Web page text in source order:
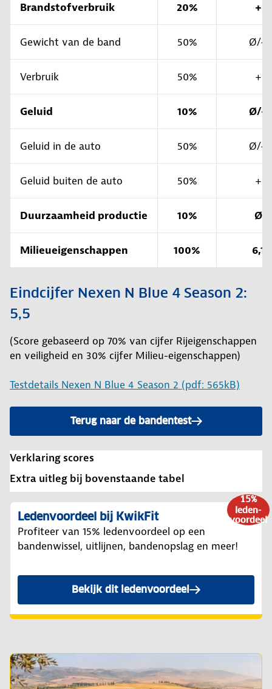
Brandstofverbruik 20% +
Gewicht van de band 50% Ø/+
Verbruik 50% +
Geluid 10% Ø/+
Geluid in de auto 50% Ø/+
Geluid buiten de auto 50% +
Duurzaamheid productie 10% Ø
Milieueigenschappen 100% 6,1
Eindcijfer Nexen N Blue 4 Season 2:
5,5
(Score gebaseerd op 70% van cijfer Rijeigenschappen
en veiligheid en 30% cijfer Milieu-eigenschappen)
Testdetails Nexen N Blue 4 Season 2 (pdf: 565kB)
Terug naar de bandentest
Verklaring scores
Extra uitleg bij bovenstaande tabel
15%
leden-
voordeel
Ledenvoordeel bij KwikFit
Profiteer van 15% ledenvoordeel op een
bandenwissel, uitlijnen, bandenopslag en meer!
Bekijk dit ledenvoordeel